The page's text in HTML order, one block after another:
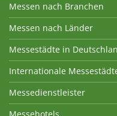
Messen nach Branchen
Messen nach Länder
Messestädte in
Internationale
Messedienstleister